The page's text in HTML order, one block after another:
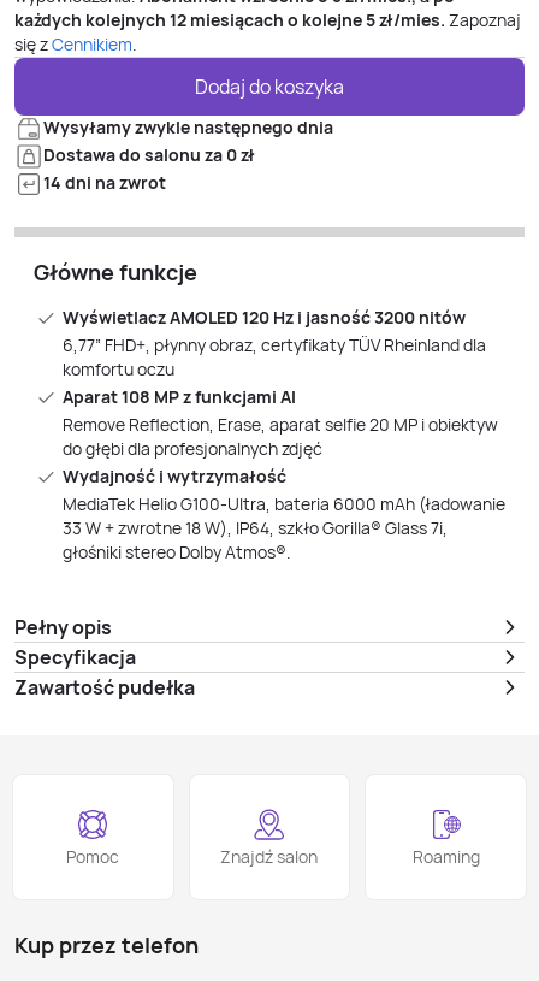
każdych kolejnych 12 miesiącach o kolejne5zł/mies. Zapoznaj
się zCennikiem.
Dodaj do koszyka
Wysyłamy zwykle następnego dnia
Dostawa do salonu za 0 zł
14 dni na zwrot
Główne funkcje
Wyświetlacz AMOLED 120 Hz i jasność 3200 nitów
6,77” FHD+, płynny obraz, certyfikaty TÜV Rheinland dla
komfortu oczu
Aparat 108 MP z funkcjami AI
Remove Reflection, Erase, aparat selfie 20 MP i obiektyw
do głębi dla profesjonalnych zdjęć
Wydajność i wytrzymałość
MediaTek Helio G100-Ultra, bateria 6000 mAh (ładowanie
33 W + zwrotne 18 W), IP64, szkło Gorilla® Glass 7i,
głośniki stereo Dolby Atmos®.
Pełny opis
Specyfikacja
Zawartość pudełka
Pomoc Znajdź salon Roaming
Kup przez telefon